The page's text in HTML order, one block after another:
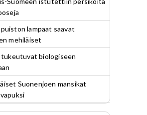
lampaat saavat
mehiläiset
tukeutuvat biologiseen
Suonenjoen mansikat